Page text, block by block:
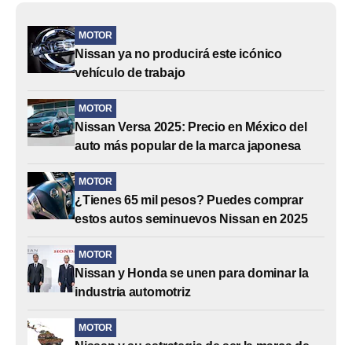
MOTOR
Nissan ya no producirá este icónico
vehículo de trabajo
MOTOR
Nissan Versa 2025: Precio en México del
auto más popular de la marca japonesa
MOTOR
¿Tienes 65 mil pesos? Puedes comprar
estos autos seminuevos Nissan en 2025
MOTOR
Nissan y Honda se unen para dominar la
industria automotriz
MOTOR